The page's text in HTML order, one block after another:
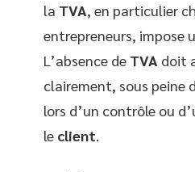
la TVA, en particulier
entrepreneurs, impose
L’absence de TVA doit
clairement, sous peine
lors d’un contrôle ou
le client.